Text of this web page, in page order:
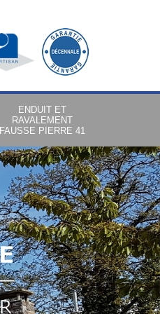
ENDUIT ET
RAVALEMENT
FAUSSE PIERRE 41